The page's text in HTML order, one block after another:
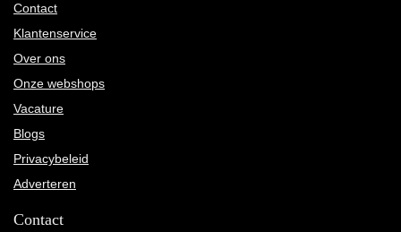
Contact
Klantenservice
Over ons
Onze webshops
Vacature
Blogs
Privacybeleid
Adverteren
Contact